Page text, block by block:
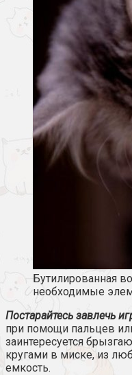
Бутилированная
необходимые
Постарайтесь завлечь
при помощи пальцев
заинтересуется
кругами в миске, из
емкость.